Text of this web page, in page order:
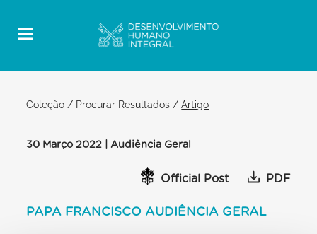
Coleção / Procurar Resultados /Artigo
30 Março 2022 | Audiência Geral
Official Post PDF
PAPA FRANCISCO AUDIÊNCIA GERAL